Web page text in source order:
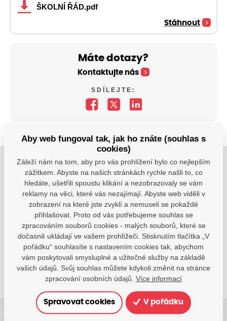
ŠKOLNÍ ŘÁD.pdf
Stáhnout
Máte dotazy?
Kontaktujte nás
SDÍLEJTE:
Jsme tu pro Vaše děti.
Jsme k dispozici, pokud potřebujete pomoci.
zsvhejny@zsvhejny.cz
+420 491 465 813
po-pá: 7:30 - 15:30 hod.
Aby web fungoval tak, jak ho znáte (souhlas s
cookies)
Záleží nám na tom, aby pro vás prohlížení bylo co nejlepším
zážitkem. Abyste na našich stránkách rychle našli to, co
hledáte, ušetřili spoustu klikání a nezobrazovaly se vám
reklamy na věci, které vás nezajímají. Abyste web viděli v
zobrazení na které jste zvyklí a nemuseli se pokaždé
přihlašovat. Proto od vás potřebujeme souhlas se
zpracováním souborů cookies - malých souborů, které se
dočasně ukládají ve vašem prohlížeči. Stisknutím tlačítka „V
pořádku“ souhlasíte s nastavením cookies tak, abychom
vám poskytovali smysluplné a užitečné služby na základě
vašich údajů. Svůj souhlas můžete kdykoli změnit na stránce
zpracování osobních údajů. Více informací
Spravovat cookies V pořádku